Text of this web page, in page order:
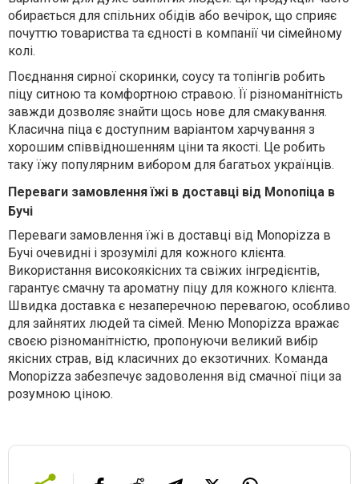
обирається для спільних обідів або вечірок, що сприяє
почуттю товариства та єдності в компанії чи сімейному
колі.
Поєднання сирної скоринки, соусу та топінгів робить
піцу ситною та комфортною стравою. Її різноманітність
завжди дозволяє знайти щось нове для смакування.
Класична піца є доступним варіантом харчування з
хорошим співвідношенням ціни та якості. Це робить
таку їжу популярним вибором для багатьох українців.
Переваги замовлення їжі в доставці від Monoпіца в
Бучі
Переваги замовлення їжі в доставці від Monopizza в
Бучі очевидні і зрозумілі для кожного клієнта.
Використання високоякісних та свіжих інгредієнтів,
гарантує смачну та ароматну піцу для кожного клієнта.
Швидка доставка є незаперечною перевагою, особливо
для зайнятих людей та сімей. Меню Monopizza вражає
своєю різноманітністю, пропонуючи великий вибір
якісних страв, від класичних до екзотичних. Команда
Monopizza забезпечує задоволення від смачної піци за
розумною ціною.